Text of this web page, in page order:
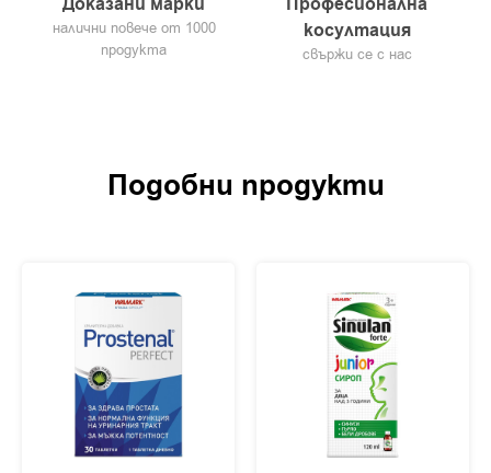
налични повече от 1000
продукта
косултация
свържи се с нас
Подобни продукти